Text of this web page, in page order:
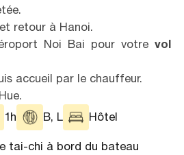
retour à Hanoi.
Noi Bai pour votre vol
accueil par le chauffeur.
1h B, L Hôtel
tai-chi à bord du bateau